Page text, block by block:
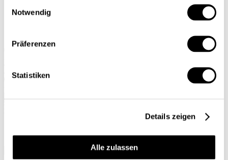
Notwendig
Präferenzen
Statistiken
Details zeigen
Alle zulassen